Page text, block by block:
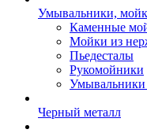
Умывальники,
Каменные
Мойки из
Пьедесталы
Рукомойники
Умывальники
Черный металл